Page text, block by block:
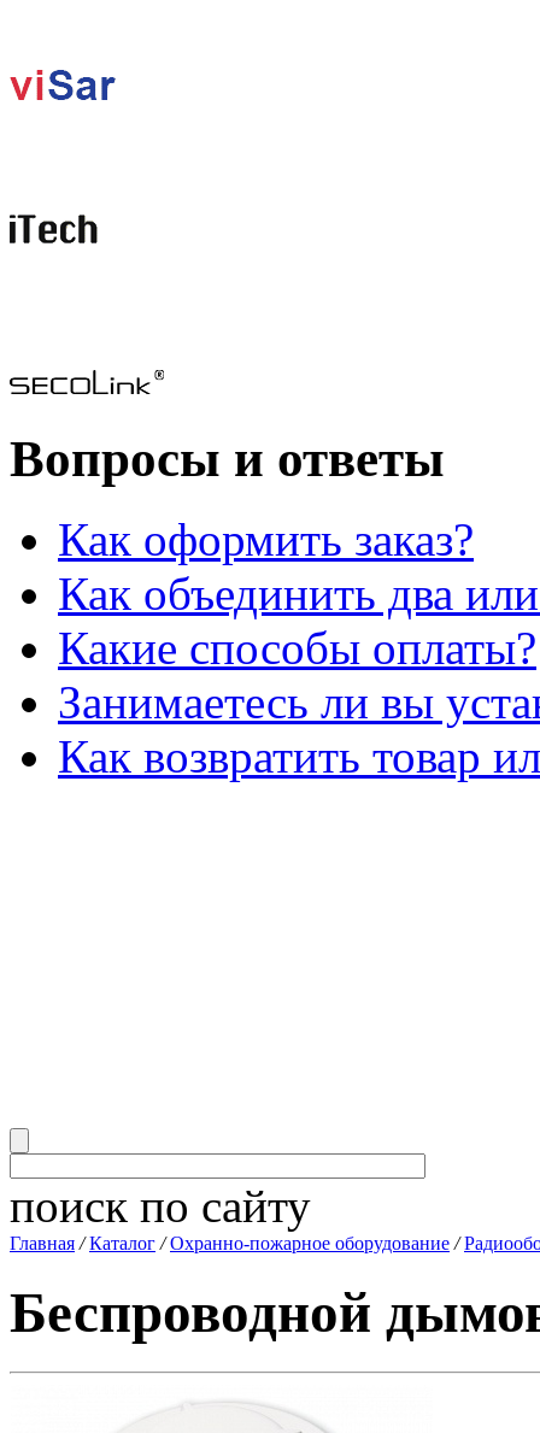
Вопросы и ответы
Как оформить заказ?
Как объединить два
Какие способы оплаты?
Занимаетесь ли вы
Как возвратить товар
поиск по сайту
Главная /Каталог /Охранно-пожарное оборудование /
Беспроводной